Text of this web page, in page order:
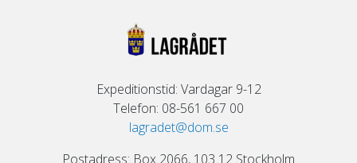
Expeditionstid: Vardagar 9-12
Telefon: 08-561 667 00
lagradet@dom.se
Postadress: Box 2066, 103 12 Stockholm